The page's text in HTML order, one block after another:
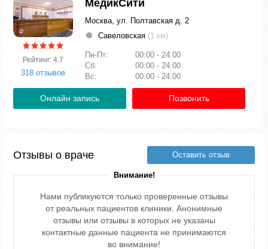
Рейтинг: 4.7
318 отзывов
МедикСити
Москва, ул. Полтавская д. 2
Савеловская (1 км)
Пн-Пт:
00:00 - 24:00
Сб:
00:00 - 24:00
Вс:
00:00 - 24:00
Онлайн запись Позвонить
Отзывы о враче Оставить отзыв
Внимание!
Нами публикуются только проверенные отзывы
от реальных пациентов клиники. Анонимные
отзывы или отзывы в которых не указаны
контактные данные пациента не принимаются
во внимание!